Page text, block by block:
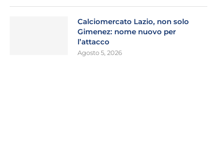
Calciomercato Lazio, non solo
Gimenez: nome nuovo per
l’attacco
Agosto 5, 2026